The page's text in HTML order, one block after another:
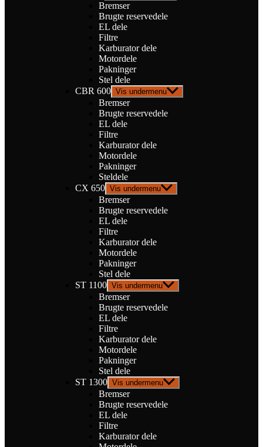
Bremser
Brugte reservedele
EL dele
Filtre
Karburator dele
Motordele
Pakninger
Stel dele
CBR 600 Vis undermenu
Bremser
Brugte reservedele
EL dele
Filtre
Karburator dele
Motordele
Pakninger
Steldele
CX 650 Vis undermenu
Bremser
Brugte reservedele
EL dele
Filtre
Karburator dele
Motordele
Pakninger
Stel dele
ST 1100 Vis undermenu
Bremser
Brugte reservedele
EL dele
Filtre
Karburator dele
Motordele
Pakninger
Stel dele
ST 1300 Vis undermenu
Bremser
Brugte reservedele
EL dele
Filtre
Karburator dele